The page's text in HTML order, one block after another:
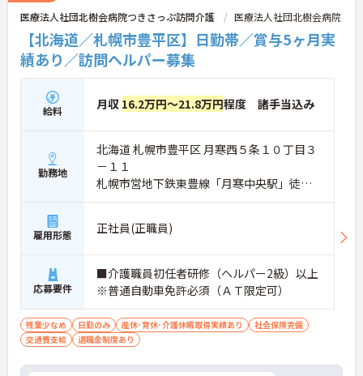
医療法人社団北樹会病院つきさっぷ訪問介護 医療法人社団北樹会病院
【北海道／札幌市豊平区】日勤帯／賞与5ヶ月実
績あり／訪問ヘルパー募集
給料 月収 16.2万円～21.8万円程度 諸手当込み
勤務地
北海道 札幌市豊平区 月寒西５条１０丁目３
－１１
札幌市営地下鉄東豊線「月寒中央駅」徒歩1
5分
雇用形態 正社員(正職員)
応募要件
■介護職員初任者研修（ヘルパー2級）以上
※普通自動車免許必須（ＡＴ限定可）
残業少なめ 日勤のみ 産休･育休･介護休暇取得実績あり
社会保険完備
交通費支給
退職金制度あり